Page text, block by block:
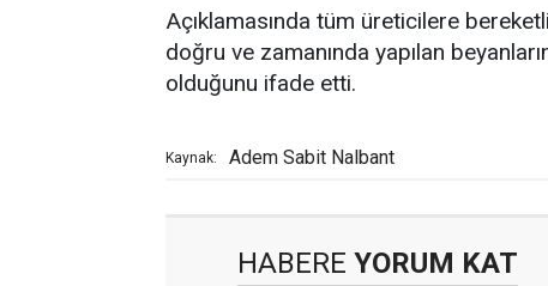
Açıklamasında tüm üreticilere
doğru ve zamanında yapılan
olduğunu ifade etti.
Kaynak: Adem Sabit Nalbant
HABERE YORUM KAT